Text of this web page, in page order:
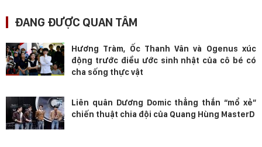
ĐANG ĐƯỢC QUAN TÂM
Hương Tràm, Ốc Thanh Vân và Ogenus xúc
động trước điều ước sinh nhật của cô bé có
cha sống thực vật
Liên quân Dương Domic thẳng thắn “mổ xẻ”
chiến thuật chia đội của Quang Hùng MasterD